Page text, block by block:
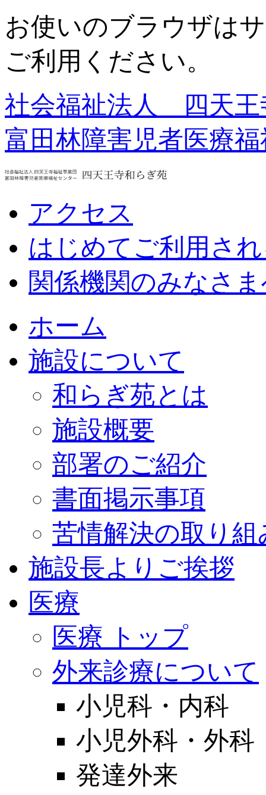
お使いのブラウザは
ご利用ください。
社会福祉法人 四天王
富田林障害児者医療
アクセス
はじめてご利用さ
関係機関のみなさ
ホーム
施設について
和らぎ苑とは
施設概要
部署のご紹介
書面掲示事項
苦情解決の取り組
施設長よりご挨拶
医療
医療 トップ
外来診療について
小児科・内科
小児外科・外科
発達外来